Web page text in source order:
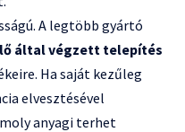
A legtöbb gyártó
által végzett telepítés
Ha saját kezűleg
elvesztésével
anyagi terhet